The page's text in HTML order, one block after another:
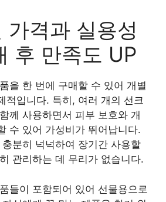
가격과 실용성
후 만족도 UP
을 한 번에 구매할 수 있어 개별
적입니다. 특히, 여러 개의 선크
께 사용하면서 피부 보호와 개
수 있어 가성비가 뛰어납니다.
분히 넉넉하여 장기간 사용할
관리하는 데 무리가 없습니다.
들이 포함되어 있어 선물용으로